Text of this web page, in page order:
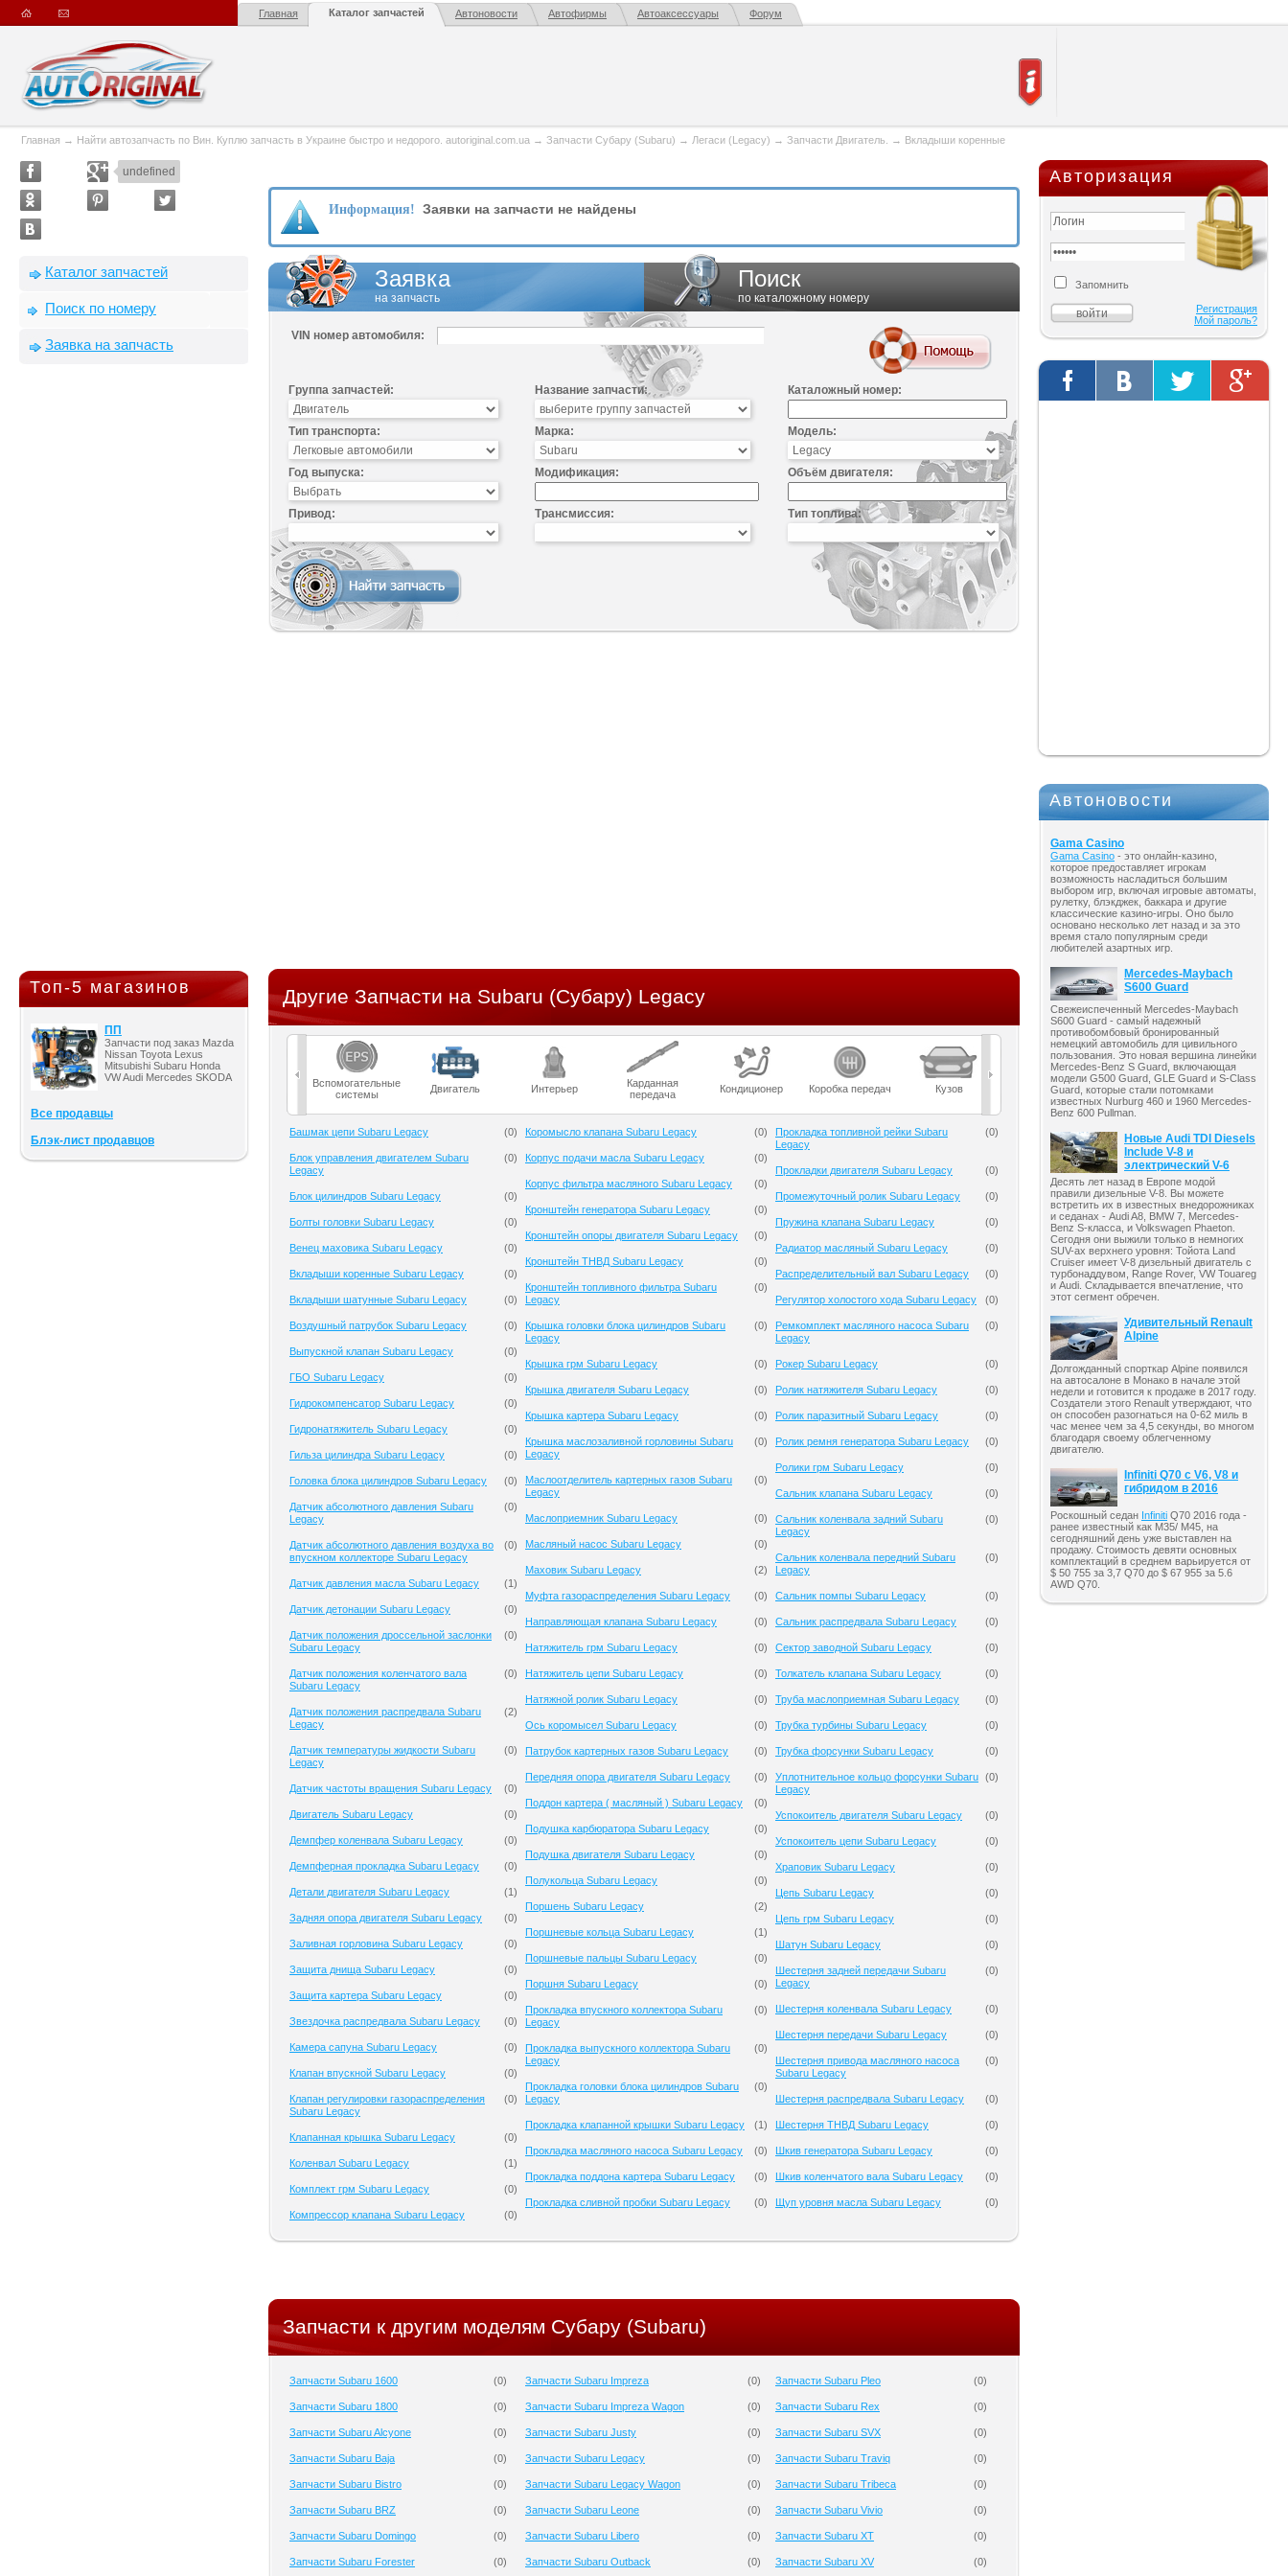
Главная Каталог запчастей Автоновости Автофирмы Автоаксессуары Форум
Главная → Найти автозапчасть по Вин. Куплю запчасть в Украине быстро и недорого. autoriginal.com.ua → Запчасти Субару (Subaru) → Легаси (Legacy) → Запчасти Двигатель. → Вкладыши коренные
undefined
Каталог запчастей
Поиск по номеру
Заявка на запчасть
Топ-5 магазинов
ПП
Запчасти под заказ Mazda
Nissan Toyota Lexus
Mitsubishi Subaru Honda
VW Audi Mercedes SKODA
Все продавцы
Блэк-лист продавцов
Информация! Заявки на запчасти не найдены
Заявка
на запчасть
Поиск
по каталожному номеру
VIN номер автомобиля:
Группа запчастей: Название запчасти: Каталожный номер:
Тип транспорта: Марка: Модель:
Год выпуска: Модификация: Объём двигателя:
Привод: Трансмиссия: Тип топлива:
Другие Запчасти на Subaru (Субару) Legacy
Вспомогательные
системы
Двигатель Интерьер
Карданная
передача
Кондиционер Коробка передач Кузов Масла Мост
Башмак цепи Subaru Legacy (0)
Блок управления двигателем Subaru
Legacy
(0)
Блок цилиндров Subaru Legacy (0)
Болты головки Subaru Legacy (0)
Венец маховика Subaru Legacy (0)
Вкладыши коренные Subaru Legacy (0)
Вкладыши шатунные Subaru Legacy (0)
Воздушный патрубок Subaru Legacy (0)
Выпускной клапан Subaru Legacy (0)
ГБО Subaru Legacy (0)
Гидрокомпенсатор Subaru Legacy (0)
Гидронатяжитель Subaru Legacy (0)
Гильза цилиндра Subaru Legacy (0)
Головка блока цилиндров Subaru Legacy (0)
Датчик абсолютного давления Subaru
Legacy
(0)
Датчик абсолютного давления воздуха во
впускном коллекторе Subaru Legacy
(0)
Датчик давления масла Subaru Legacy (1)
Датчик детонации Subaru Legacy (0)
Датчик положения дроссельной заслонки
Subaru Legacy
(0)
Датчик положения коленчатого вала
Subaru Legacy
(0)
Датчик положения распредвала Subaru
Legacy
(2)
Датчик температуры жидкости Subaru
Legacy
(0)
Датчик частоты вращения Subaru Legacy (0)
Двигатель Subaru Legacy (0)
Демпфер коленвала Subaru Legacy (0)
Демпферная прокладка Subaru Legacy (0)
Детали двигателя Subaru Legacy (1)
Задняя опора двигателя Subaru Legacy (0)
Заливная горловина Subaru Legacy (0)
Защита днища Subaru Legacy (0)
Защита картера Subaru Legacy (0)
Звездочка распредвала Subaru Legacy (0)
Камера сапуна Subaru Legacy (0)
Клапан впускной Subaru Legacy (0)
Клапан регулировки газораспределения
Subaru Legacy
(0)
Клапанная крышка Subaru Legacy (0)
Коленвал Subaru Legacy (1)
Комплект грм Subaru Legacy (0)
Компрессор клапана Subaru Legacy (0)
Коромысло клапана Subaru Legacy (0)
Корпус подачи масла Subaru Legacy (0)
Корпус фильтра масляного Subaru Legacy (0)
Кронштейн генератора Subaru Legacy (0)
Кронштейн опоры двигателя Subaru Legacy (0)
Кронштейн ТНВД Subaru Legacy (0)
Кронштейн топливного фильтра Subaru
Legacy
(0)
Крышка головки блока цилиндров Subaru
Legacy
(0)
Крышка грм Subaru Legacy (0)
Крышка двигателя Subaru Legacy (0)
Крышка картера Subaru Legacy (0)
Крышка маслозаливной горловины Subaru
Legacy
(0)
Маслоотделитель картерных газов Subaru
Legacy
(0)
Маслоприемник Subaru Legacy (0)
Масляный насос Subaru Legacy (0)
Маховик Subaru Legacy (2)
Муфта газораспределения Subaru Legacy (0)
Направляющая клапана Subaru Legacy (0)
Натяжитель грм Subaru Legacy (0)
Натяжитель цепи Subaru Legacy (0)
Натяжной ролик Subaru Legacy (0)
Ось коромысел Subaru Legacy (0)
Патрубок картерных газов Subaru Legacy (0)
Передняя опора двигателя Subaru Legacy (0)
Поддон картера ( масляный ) Subaru Legacy (0)
Подушка карбюратора Subaru Legacy (0)
Подушка двигателя Subaru Legacy (0)
Полукольца Subaru Legacy (0)
Поршень Subaru Legacy (2)
Поршневые кольца Subaru Legacy (1)
Поршневые пальцы Subaru Legacy (0)
Поршня Subaru Legacy (0)
Прокладка впускного коллектора Subaru
Legacy
(0)
Прокладка выпускного коллектора Subaru
Legacy
(0)
Прокладка головки блока цилиндров Subaru
Legacy
(0)
Прокладка клапанной крышки Subaru Legacy (1)
Прокладка масляного насоса Subaru Legacy (0)
Прокладка поддона картера Subaru Legacy (0)
Прокладка сливной пробки Subaru Legacy (0)
Прокладка топливной рейки Subaru
Legacy
(0)
Прокладки двигателя Subaru Legacy (0)
Промежуточный ролик Subaru Legacy (0)
Пружина клапана Subaru Legacy (0)
Радиатор масляный Subaru Legacy (0)
Распределительный вал Subaru Legacy (0)
Регулятор холостого хода Subaru Legacy (0)
Ремкомплект масляного насоса Subaru
Legacy
(0)
Рокер Subaru Legacy (0)
Ролик натяжителя Subaru Legacy (0)
Ролик паразитный Subaru Legacy (0)
Ролик ремня генератора Subaru Legacy (0)
Ролики грм Subaru Legacy (0)
Сальник клапана Subaru Legacy (0)
Сальник коленвала задний Subaru
Legacy
(0)
Сальник коленвала передний Subaru
Legacy
(0)
Сальник помпы Subaru Legacy (0)
Сальник распредвала Subaru Legacy (0)
Сектор заводной Subaru Legacy (0)
Толкатель клапана Subaru Legacy (0)
Труба маслоприемная Subaru Legacy (0)
Трубка турбины Subaru Legacy (0)
Трубка форсунки Subaru Legacy (0)
Уплотнительное кольцо форсунки Subaru
Legacy
(0)
Успокоитель двигателя Subaru Legacy (0)
Успокоитель цепи Subaru Legacy (0)
Храповик Subaru Legacy (0)
Цепь Subaru Legacy (0)
Цепь грм Subaru Legacy (0)
Шатун Subaru Legacy (0)
Шестерня задней передачи Subaru
Legacy
(0)
Шестерня коленвала Subaru Legacy (0)
Шестерня передачи Subaru Legacy (0)
Шестерня привода масляного насоса
Subaru Legacy
(0)
Шестерня распредвала Subaru Legacy (0)
Шестерня ТНВД Subaru Legacy (0)
Шкив генератора Subaru Legacy (0)
Шкив коленчатого вала Subaru Legacy (0)
Щуп уровня масла Subaru Legacy (0)
Запчасти к другим моделям Субару (Subaru)
Запчасти Subaru 1600 (0)
Запчасти Subaru 1800 (0)
Запчасти Subaru Alcyone (0)
Запчасти Subaru Baja (0)
Запчасти Subaru Bistro (0)
Запчасти Subaru BRZ (0)
Запчасти Subaru Domingo (0)
Запчасти Subaru Forester (0)
Запчасти Subaru Impreza (0)
Запчасти Subaru Impreza Wagon (0)
Запчасти Subaru Justy (0)
Запчасти Subaru Legacy (0)
Запчасти Subaru Legacy Wagon (0)
Запчасти Subaru Leone (0)
Запчасти Subaru Libero (0)
Запчасти Subaru Outback (0)
Запчасти Subaru Pleo (0)
Запчасти Subaru Rex (0)
Запчасти Subaru SVX (0)
Запчасти Subaru Traviq (0)
Запчасти Subaru Tribeca (0)
Запчасти Subaru Vivio (0)
Запчасти Subaru XT (0)
Запчасти Subaru XV (0)
Авторизация
Запомнить
Регистрация
Мой пароль?
Автоновости
Gama Casino
Gama Casino - это онлайн-казино,
которое предоставляет игрокам
возможность насладиться большим
выбором игр, включая игровые автоматы,
рулетку, блэкджек, баккара и другие
классические казино-игры. Оно было
основано несколько лет назад и за это
время стало популярным среди
любителей азартных игр.
Mercedes-Maybach
S600 Guard
Свежеиспеченный Mercedes-Maybach
S600 Guard - самый надежный
противобомбовый бронированный
немецкий автомобиль для цивильного
пользования. Это новая вершина линейки
Mercedes-Benz S Guard, включающая
модели G500 Guard, GLE Guard и S-Class
Guard, которые стали потомками
известных Nurburg 460 и 1960 Mercedes-
Benz 600 Pullman.
Новые Audi TDI Diesels
Include V-8 и
электрический V-6
Десять лет назад в Европе модой
правили дизельные V-8. Вы можете
встретить их в известных внедорожниках
и седанах - Audi A8, BMW 7, Mercedes-
Benz S-класса, и Volkswagen Phaeton.
Сегодня они выжили только в немногих
SUV-ах верхнего уровня: Тойота Land
Cruiser имеет V-8 дизельный двигатель с
турбонаддувом, Range Rover, VW Touareg
и Audi. Складывается впечатление, что
этот сегмент обречен.
Удивительный Renault
Alpine
Долгожданный спорткар Alpine появился
на автосалоне в Монако в начале этой
недели и готовится к продаже в 2017 году.
Создатели этого Renault утверждают, что
он способен разогнаться на 0-62 миль в
час менее чем за 4,5 секунды, во многом
благодаря своему облегченному
двигателю.
Infiniti Q70 с V6, V8 и
гибридом в 2016
Роскошный седан Infiniti Q70 2016 года -
ранее известный как M35/ M45, на
сегодняшний день уже выставлен на
продажу. Стоимость девяти основных
комплектаций в среднем варьируется от
$ 50 755 за 3,7 Q70 до $ 67 955 за 5.6
AWD Q70.